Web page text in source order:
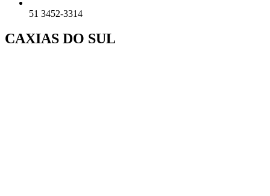
51 3452-3314
CAXIAS DO SUL